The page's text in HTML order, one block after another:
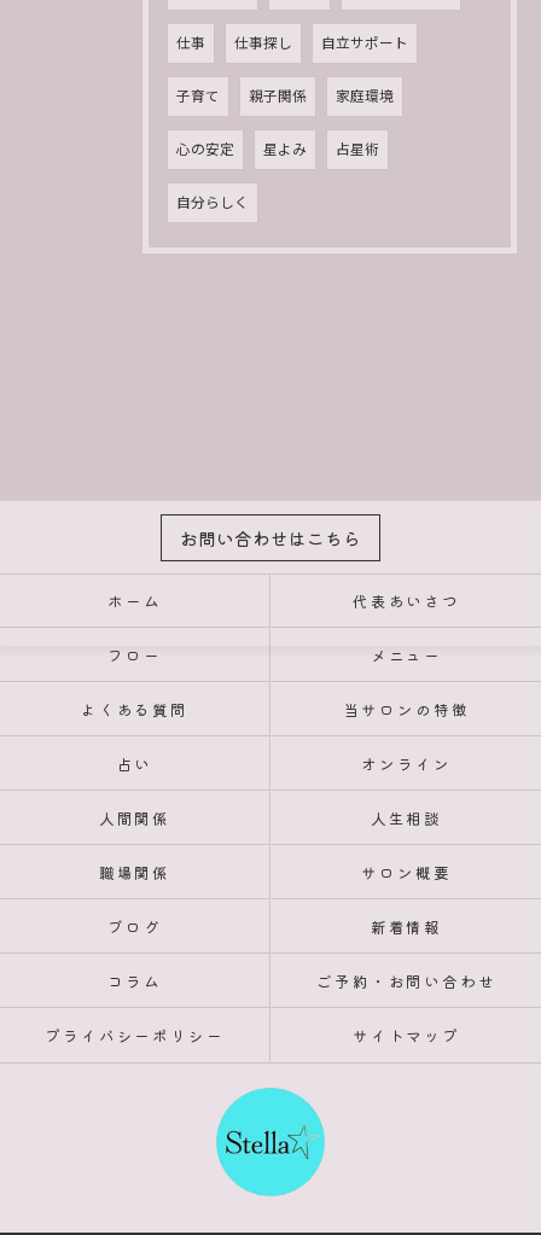
仕事 仕事探し 自立サポート
子育て 親子関係 家庭環境
心の安定 星よみ 占星術
自分らしく
お問い合わせはこちら
ホーム 代表あいさつ
フロー メニュー
よくある質問 当サロンの特徴
占い オンライン
人間関係 人生相談
職場関係 サロン概要
ブログ 新着情報
コラム ご予約・お問い合わせ
プライバシーポリシー サイトマップ